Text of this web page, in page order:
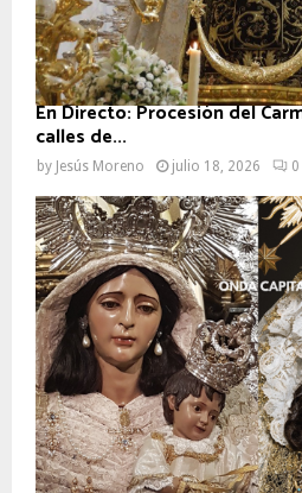
En Directo: Procesión del
calles de...
by Jesús Moreno julio 18, 2026 0